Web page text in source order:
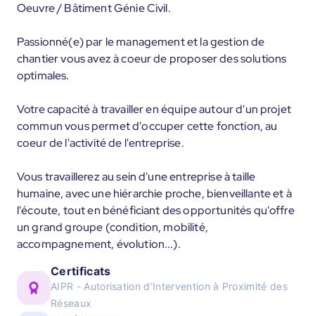
Oeuvre / Bâtiment Génie Civil.
Passionné(e) par le management et la gestion de
chantier vous avez à coeur de proposer des solutions
optimales.
Votre capacité à travailler en équipe autour d'un projet
commun vous permet d'occuper cette fonction, au
coeur de l'activité de l'entreprise.
Vous travaillerez au sein d'une entreprise à taille
humaine, avec une hiérarchie proche, bienveillante et à
l'écoute, tout en bénéficiant des opportunités qu'offre
un grand groupe (condition, mobilité,
accompagnement, évolution...).
Certificats
AIPR - Autorisation d’Intervention à Proximité des
Réseaux